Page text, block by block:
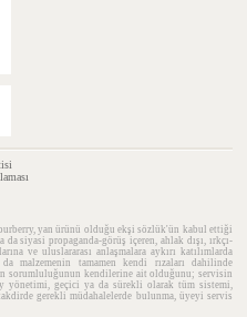
yan ürünü olduğu ekşi sözlük'ün kabul ettiği
siyasi propaganda-görüş içeren, ahlak dışı, ırkçı-
ve uluslararası anlaşmalara aykırı katılımlarda
malzemenin tamamen kendi rızaları dahilinde
sorumluluğunun kendilerine ait olduğunu; servisin
yönetimi, geçici ya da sürekli olarak tüm sistemi,
gerekli müdahalelerde bulunma, üyeyi servis